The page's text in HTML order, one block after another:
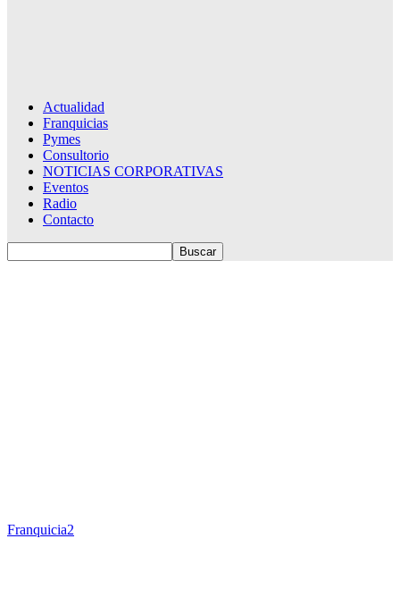
Actualidad
Franquicias
Pymes
Consultorio
NOTICIAS CORPORATIVAS
Eventos
Radio
Contacto
Franquicia2